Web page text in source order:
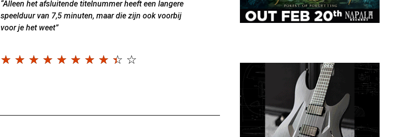
“Alleen het afsluitende titelnummer heeft een langere
speelduur van 7,5 minuten, maar die zijn ook voorbij
voor je het weet”
☆ ☆ ☆ ☆ ☆ ☆ ☆ ☆ ☆ ☆